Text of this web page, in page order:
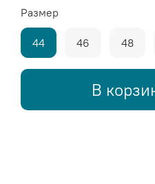
В
Размер
44 46 48